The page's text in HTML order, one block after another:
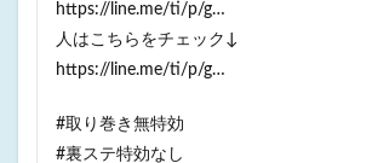
https://line.me/ti/p/g…
人はこちらをチェック↓
https://line.me/ti/p/g…
#取り巻き無特効
#裏ステ特効なし